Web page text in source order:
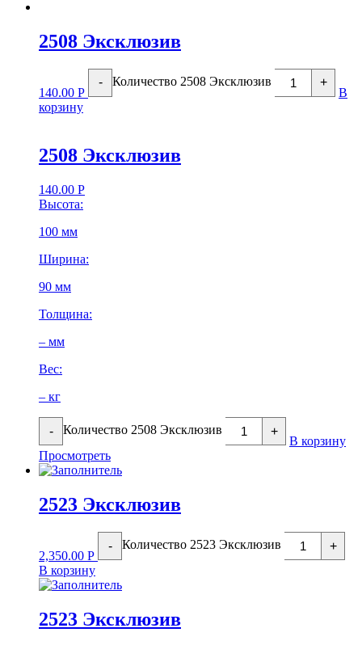
2508 Эксклюзив
140.00 Р
- Количество 2508 Эксклюзив +
В
корзину
2508 Эксклюзив
140.00 Р
Высота:
100 мм
Ширина:
90 мм
Толщина:
– мм
Вес:
– кг
- Количество 2508 Эксклюзив +
В корзину
Просмотреть
2523 Эксклюзив
2,350.00 Р
- Количество 2523 Эксклюзив
+
В корзину
2523 Эксклюзив